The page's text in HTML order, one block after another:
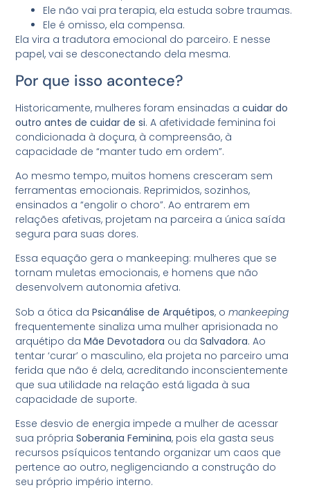
Ele não vai pra terapia, ela estuda sobre traumas.
Ele é omisso, ela compensa.
Ela vira a tradutora emocional do parceiro. E nesse
papel, vai se desconectando dela mesma.
Por que isso acontece?
Historicamente, mulheres foram ensinadas acuidar do
outro antes de cuidar de si. A afetividade feminina foi
condicionada à doçura, à compreensão, à
capacidade de “manter tudo em ordem”.
Ao mesmo tempo, muitos homens cresceram sem
ferramentas emocionais. Reprimidos, sozinhos,
ensinados a “engolir o choro”. Ao entrarem em
relações afetivas, projetam na parceira a única saída
segura para suas dores.
Essa equação gera o mankeeping: mulheres que se
tornam muletas emocionais, e homens que não
desenvolvem autonomia afetiva.
Sob a ótica daPsicanálise de Arquétipos, omankeeping
frequentemente sinaliza uma mulher aprisionada no
arquétipo daMãe Devotadora ou daSalvadora. Ao
tentar ‘curar’ o masculino, ela projeta no parceiro uma
ferida que não é dela, acreditando inconscientemente
que sua utilidade na relação está ligada à sua
capacidade de suporte.
Esse desvio de energia impede a mulher de acessar
sua própriaSoberania Feminina, pois ela gasta seus
recursos psíquicos tentando organizar um caos que
pertence ao outro, negligenciando a construção do
seu próprio império interno.